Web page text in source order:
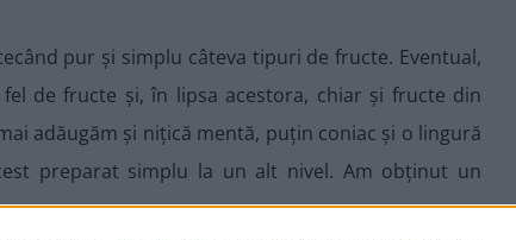
pur și simplu câteva tipuri de fructe. Eventual,
de fructe și, în lipsa acestora, chiar și fructe din
adăugăm și nițică mentă, puțin coniac și o lingură
preparat simplu la un alt nivel. Am obținut un